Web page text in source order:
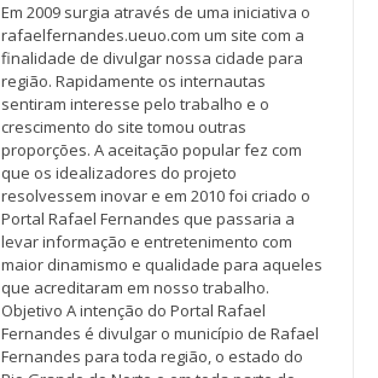
Em 2009 surgia através de uma iniciativa o
rafaelfernandes.ueuo.com um site com a
finalidade de divulgar nossa cidade para
região. Rapidamente os internautas
sentiram interesse pelo trabalho e o
crescimento do site tomou outras
proporções. A aceitação popular fez com
que os idealizadores do projeto
resolvessem inovar e em 2010 foi criado o
Portal Rafael Fernandes que passaria a
levar informação e entretenimento com
maior dinamismo e qualidade para aqueles
que acreditaram em nosso trabalho.
Objetivo A intenção do Portal Rafael
Fernandes é divulgar o município de Rafael
Fernandes para toda região, o estado do